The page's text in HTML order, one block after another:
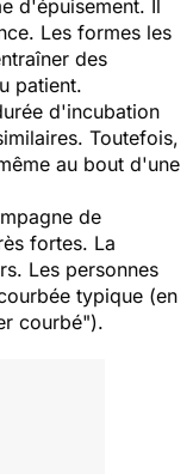
d'épuisement. Il
Les formes les
des
patient.
d'incubation
Toutefois,
au bout d'une
de
fortes. La
Les personnes
typique (en
courbé").